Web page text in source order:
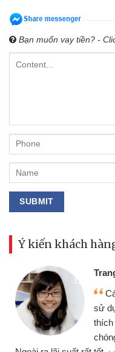
Bạn muốn vay tiền? -
Ý kiến khách
online
rất
nhanh
thiệu cho